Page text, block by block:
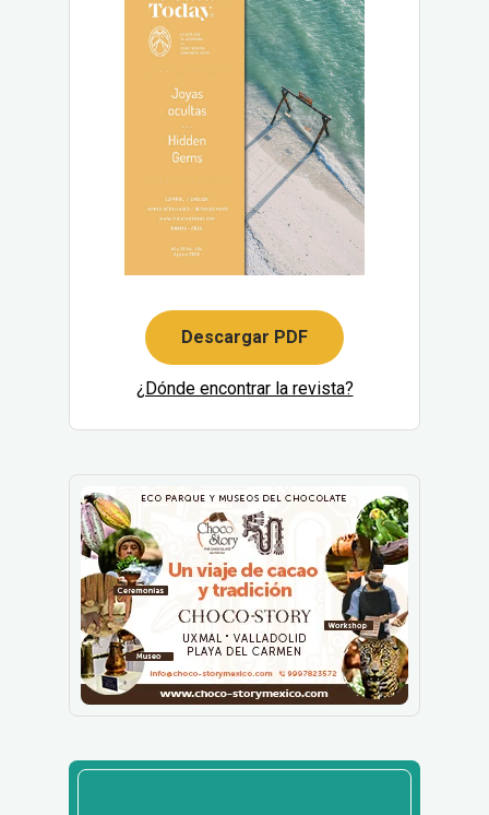
Descargar PDF
¿Dónde encontrar la revista?